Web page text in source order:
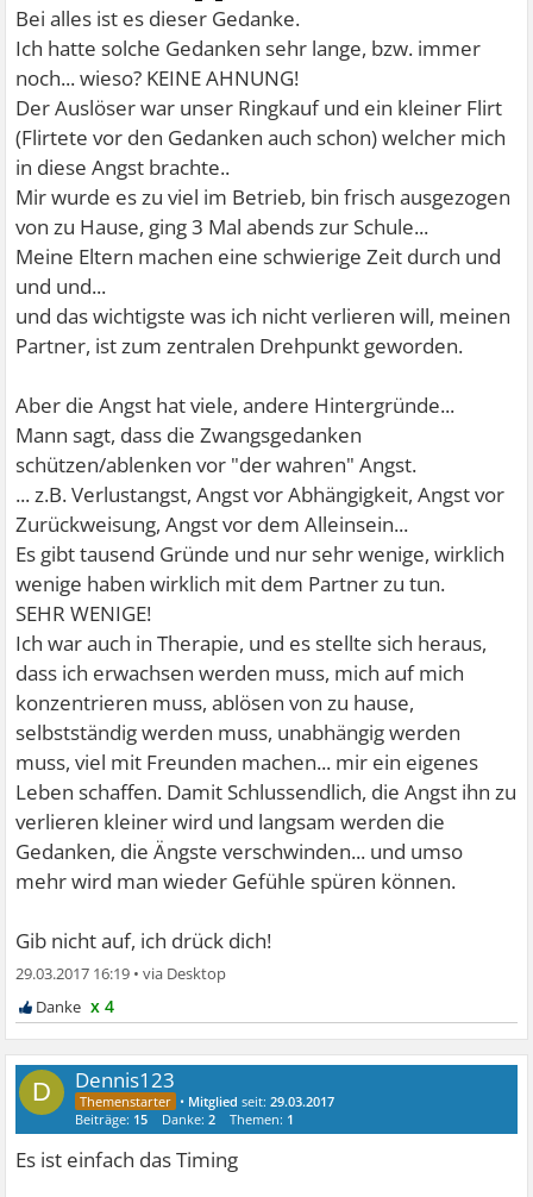
Bei alles ist es dieser Gedanke.
Ich hatte solche Gedanken sehr lange, bzw. immer
noch... wieso? KEINE AHNUNG!
Der Auslöser war unser Ringkauf und ein kleiner Flirt
(Flirtete vor den Gedanken auch schon) welcher mich
in diese Angst brachte..
Mir wurde es zu viel im Betrieb, bin frisch ausgezogen
von zu Hause, ging 3 Mal abends zur Schule...
Meine Eltern machen eine schwierige Zeit durch und
und und...
und das wichtigste was ich nicht verlieren will, meinen
Partner, ist zum zentralen Drehpunkt geworden.
Aber die Angst hat viele, andere Hintergründe...
Mann sagt, dass die Zwangsgedanken
schützen/ablenken vor "der wahren" Angst.
... z.B. Verlustangst, Angst vor Abhängigkeit, Angst vor
Zurückweisung, Angst vor dem Alleinsein...
Es gibt tausend Gründe und nur sehr wenige, wirklich
wenige haben wirklich mit dem Partner zu tun.
SEHR WENIGE!
Ich war auch in Therapie, und es stellte sich heraus,
dass ich erwachsen werden muss, mich auf mich
konzentrieren muss, ablösen von zu hause,
selbstständig werden muss, unabhängig werden
muss, viel mit Freunden machen... mir ein eigenes
Leben schaffen. Damit Schlussendlich, die Angst ihn zu
verlieren kleiner wird und langsam werden die
Gedanken, die Ängste verschwinden... und umso
mehr wird man wieder Gefühle spüren können.
Gib nicht auf, ich drück dich!
29.03.2017 16:19 •
x 4
D Dennis123
• Mitglied seit:29.03.2017
Beiträge: 15 Danke:2 Themen: 1
Es ist einfach das Timing